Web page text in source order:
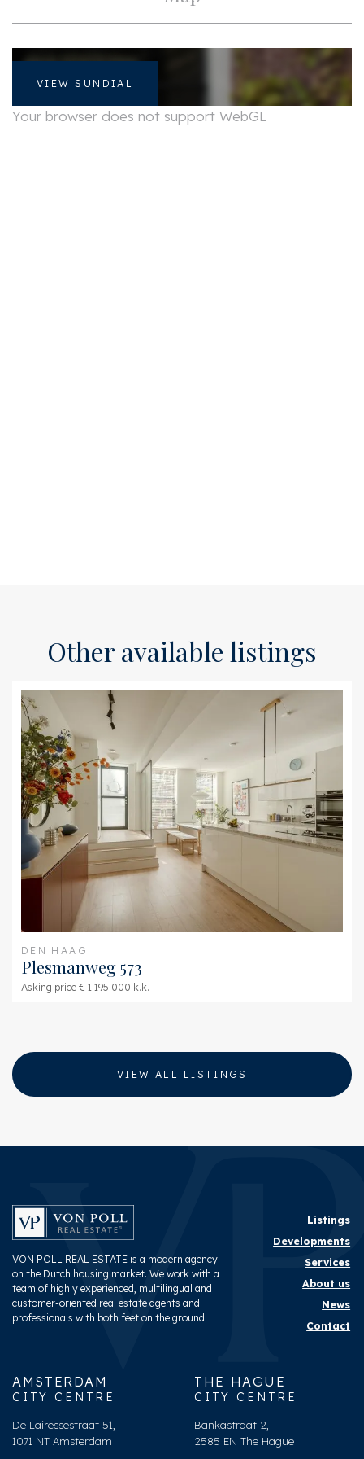
VIEW SUNDIAL
Your browser does not support WebGL
Other available listings
DEN HAAG
Plesmanweg 573
Asking price € 1.195.000 k.k.
VIEW ALL LISTINGS
VON POLL REAL ESTATE is a modern agency
on the Dutch housing market. We work with a
team of highly experienced, multilingual and
customer-oriented real estate agents and
professionals with both feet on the ground.
Listings
Developments
Services
About us
News
Contact
AMSTERDAM
CITY CENTRE
De Lairessestraat 51,
1071 NT Amsterdam
THE HAGUE
CITY CENTRE
Bankastraat 2,
2585 EN The Hague